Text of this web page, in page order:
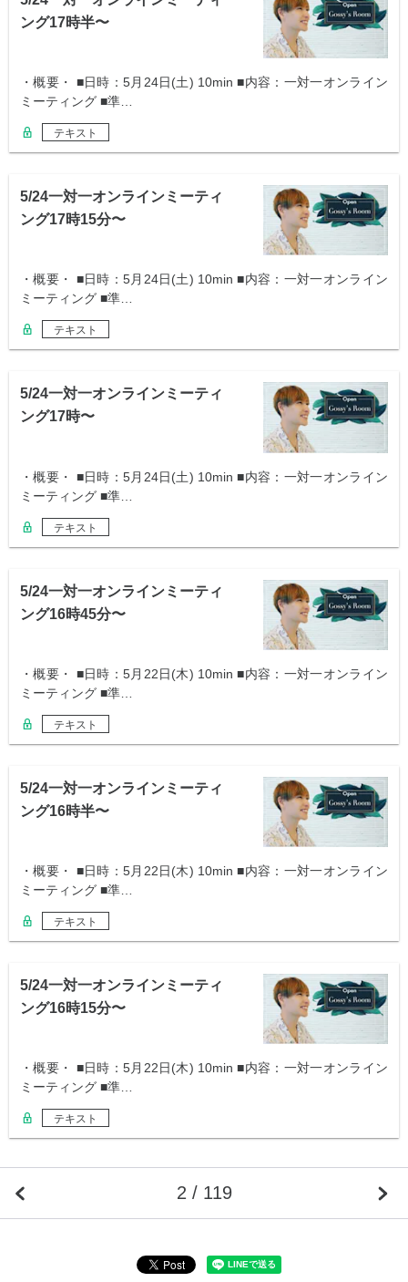
ング17時半〜
・概要・ ■日時：5月24日(土) 10min ■内容：一対一オンライン
ミーティング ■準…
テキスト
5/24一対一オンラインミーティ
ング17時15分〜
・概要・ ■日時：5月24日(土) 10min ■内容：一対一オンライン
ミーティング ■準…
テキスト
5/24一対一オンラインミーティ
ング17時〜
・概要・ ■日時：5月24日(土) 10min ■内容：一対一オンライン
ミーティング ■準…
テキスト
5/24一対一オンラインミーティ
ング16時45分〜
・概要・ ■日時：5月22日(木) 10min ■内容：一対一オンライン
ミーティング ■準…
テキスト
5/24一対一オンラインミーティ
ング16時半〜
・概要・ ■日時：5月22日(木) 10min ■内容：一対一オンライン
ミーティング ■準…
テキスト
5/24一対一オンラインミーティ
ング16時15分〜
・概要・ ■日時：5月22日(木) 10min ■内容：一対一オンライン
ミーティング ■準…
テキスト
2 / 119